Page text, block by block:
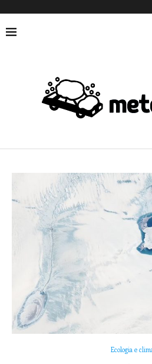
Ecologia e